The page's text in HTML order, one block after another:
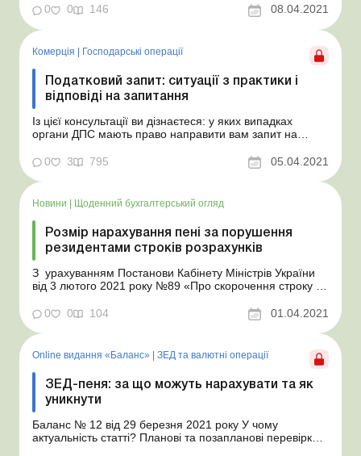
інформації та що обов’язково має бути зазначено в
що загрожує платникові податків...
0 0 146 08.04.2021
Комерція | Господарські операції
Податковий запит: ситуації з практики і
відповіді на запитання
Із цієї консультації ви дізнаєтеся: у яких випадках
органи ДПС мають право направити вам запит на
зазначено в цьому запиті; чи зобов’язані ви відповідати
на запит і що загрожує платникові податків, який
0 3 795 05.04.2021
Новини Щоденний бухгалтерський огляд
Розмір нарахування пені за порушення
резидентами строків розрахунків
З урахуванням Постанови Кабінету Міністрів України
від 3 лютого 2021 року №89 «Про скорочення строку дії
деяких видів перевірок» відділом перевірок фінансових
операцій управління податкового аудиту з лютого 2021
року проводяться плано...
0 0 104 01.04.2021
Online видання «Баланс» ЗЕД та валютні операції
ЗЕД-пеня: за що можуть нарахувати та як
уникнути
Баланс № 12 від 29 березня 2021 року У чому
актуальність статті? Планові та позапланові перевірки